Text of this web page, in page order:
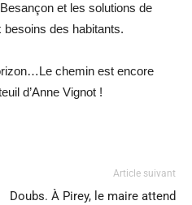
et les solutions de
des habitants.
chemin est encore
d’Anne Vignot !
Article suivant
Doubs. À Pirey, le maire attend